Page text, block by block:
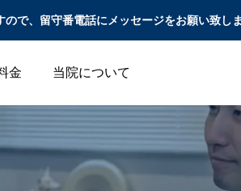
で、留守番電話にメッセージをお願い致しま
金 当院について